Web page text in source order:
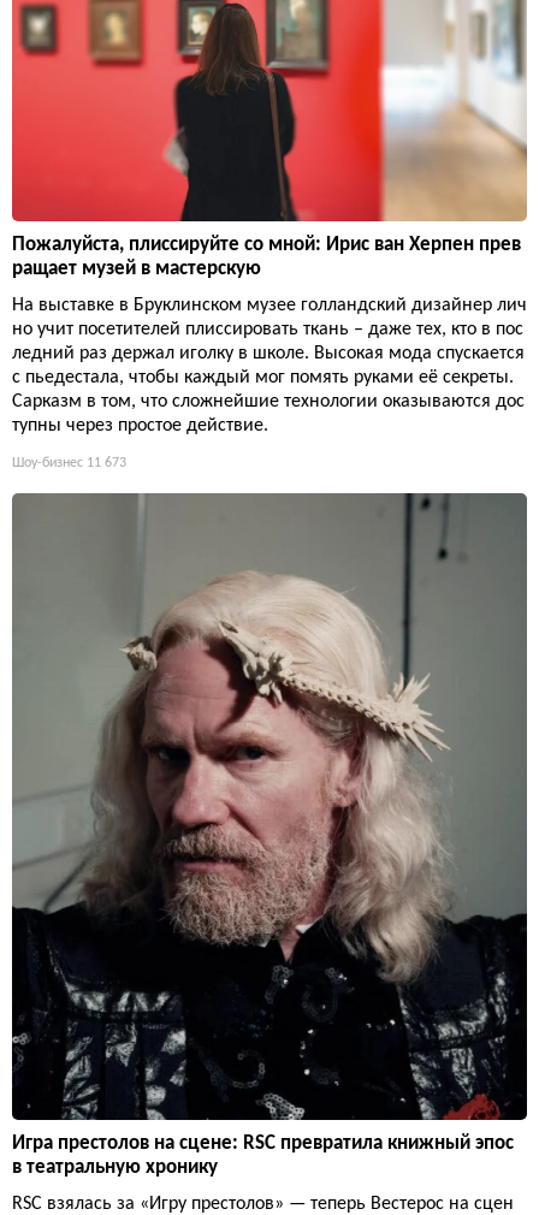
Пожалуйста, плиссируйте со мной: Ирис ван Херпен прев
ращает музей в мастерскую
На выставке в Бруклинском музее голландский дизайнер лич
но учит посетителей плиссировать ткань – даже тех, кто в пос
ледний раз держал иголку в школе. Высокая мода спускается
с пьедестала, чтобы каждый мог помять руками её секреты.
Сарказм в том, что сложнейшие технологии оказываются дос
тупны через простое действие.
Шоу-бизнес 11 673
Игра престолов на сцене: RSC превратила книжный эпос
в театральную хронику
RSC взялась за «Игру престолов» — теперь Вестерос на сцен